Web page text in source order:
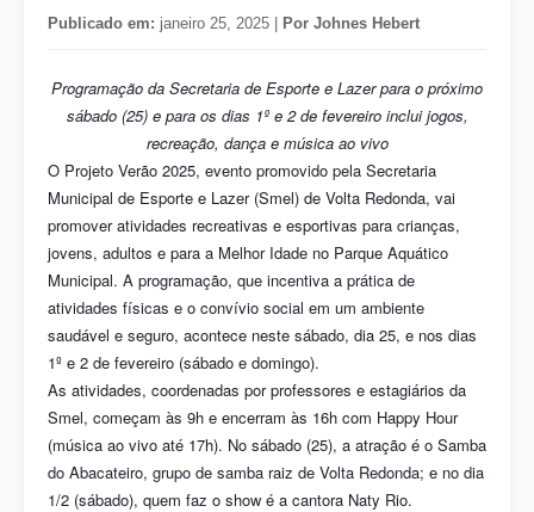
Publicado em: janeiro 25, 2025 | Por Johnes Hebert
Programação da Secretaria de Esporte e Lazer para o próximo
sábado (25) e para os dias 1º e 2 de fevereiro inclui jogos,
recreação, dança e música ao vivo
O Projeto Verão 2025, evento promovido pela Secretaria
Municipal de Esporte e Lazer (Smel) de Volta Redonda, vai
promover atividades recreativas e esportivas para crianças,
jovens, adultos e para a Melhor Idade no Parque Aquático
Municipal. A programação, que incentiva a prática de
atividades físicas e o convívio social em um ambiente
saudável e seguro, acontece neste sábado, dia 25, e nos dias
1º e 2 de fevereiro (sábado e domingo).
As atividades, coordenadas por professores e estagiários da
Smel, começam às 9h e encerram às 16h com Happy Hour
(música ao vivo até 17h). No sábado (25), a atração é o Samba
do Abacateiro, grupo de samba raiz de Volta Redonda; e no dia
1/2 (sábado), quem faz o show é a cantora Naty Rio.